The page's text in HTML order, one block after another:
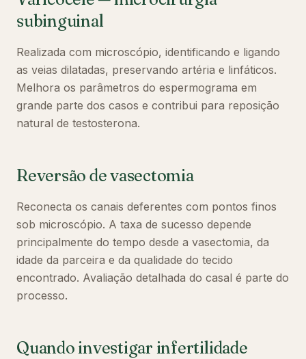
subinguinal
Realizada com microscópio, identificando e ligando
as veias dilatadas, preservando artéria e linfáticos.
Melhora os parâmetros do espermograma em
grande parte dos casos e contribui para reposição
natural de testosterona.
Reversão de vasectomia
Reconecta os canais deferentes com pontos finos
sob microscópio. A taxa de sucesso depende
principalmente do tempo desde a vasectomia, da
idade da parceira e da qualidade do tecido
encontrado. Avaliação detalhada do casal é parte do
processo.
Quando investigar infertilidade